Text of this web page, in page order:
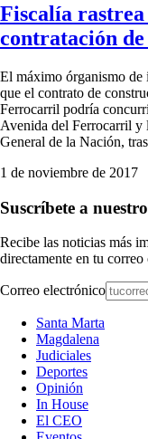
Fiscalía
contratación
El máximo órganismo de
que el contrato de
Ferrocarril podría
Avenida del Ferrocarril y
General de la Nación,
1 de noviembre de 2017
Suscríbete a
Recibe las noticias más
directamente en tu correo
Correo electrónico
Santa Marta
Magdalena
Judiciales
Deportes
Opinión
In House
El CEO